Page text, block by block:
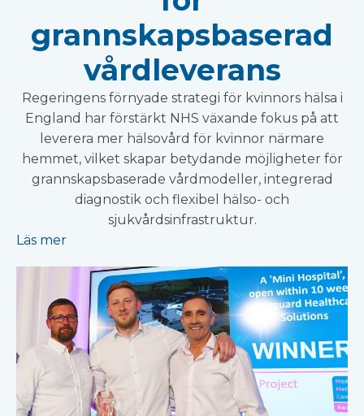
grannskapsbaserad
vårdleverans
Regeringens förnyade strategi för kvinnors hälsa i
England har förstärkt NHS växande fokus på att
leverera mer hälsovård för kvinnor närmare
hemmet, vilket skapar betydande möjligheter för
grannskapsbaserade vårdmodeller, integrerad
diagnostik och flexibel hälso- och
sjukvårdsinfrastruktur.
Läs mer